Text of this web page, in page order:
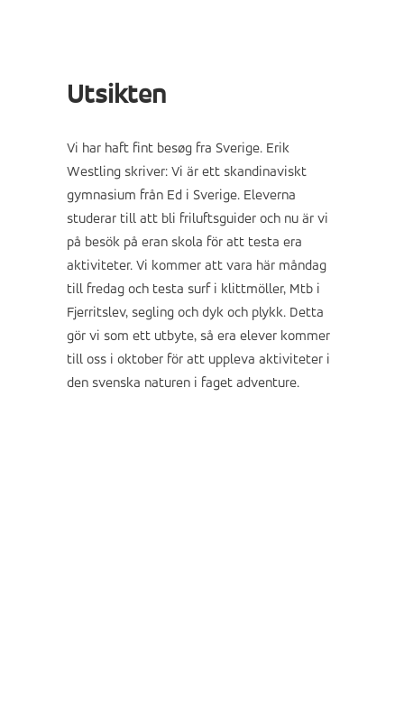
Utsikten
Vi har haft fint besøg fra Sverige. Erik
Westling skriver: Vi är ett skandinaviskt
gymnasium från Ed i Sverige. Eleverna
studerar till att bli friluftsguider och nu är vi
på besök på eran skola för att testa era
aktiviteter. Vi kommer att vara här måndag
till fredag och testa surf i klittmöller, Mtb i
Fjerritslev, segling och dyk och plykk. Detta
gör vi som ett utbyte, så era elever kommer
till oss i oktober för att uppleva aktiviteter i
den svenska naturen i faget adventure.